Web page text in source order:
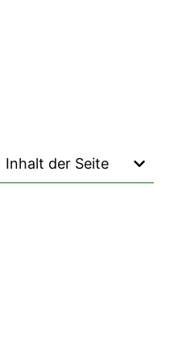
Inhalt der Seite